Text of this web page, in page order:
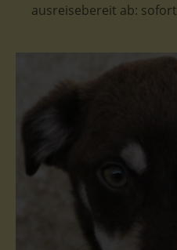
ausreisebereit ab: sofort